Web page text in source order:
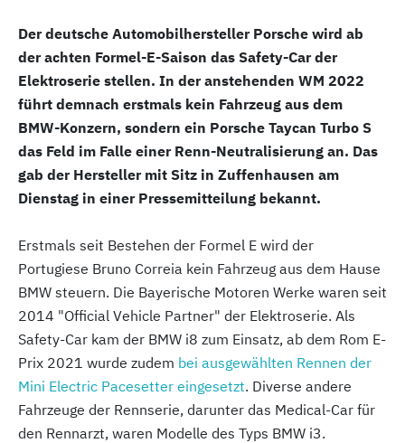
Der deutsche Automobilhersteller Porsche wird ab
der achten Formel-E-Saison das Safety-Car der
Elektroserie stellen. In der anstehenden WM 2022
führt demnach erstmals kein Fahrzeug aus dem
BMW-Konzern, sondern ein Porsche Taycan Turbo S
das Feld im Falle einer Renn-Neutralisierung an. Das
gab der Hersteller mit Sitz in Zuffenhausen am
Dienstag in einer Pressemitteilung bekannt.
Erstmals seit Bestehen der Formel E wird der
Portugiese Bruno Correia kein Fahrzeug aus dem Hause
BMW steuern. Die Bayerische Motoren Werke waren seit
2014 "Official Vehicle Partner" der Elektroserie. Als
Safety-Car kam der BMW i8 zum Einsatz, ab dem Rom E-
Prix 2021 wurde zudem bei ausgewählten Rennen der
Mini Electric Pacesetter eingesetzt. Diverse andere
Fahrzeuge der Rennserie, darunter das Medical-Car für
den Rennarzt, waren Modelle des Typs BMW i3.